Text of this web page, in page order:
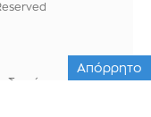
Απόρρητο